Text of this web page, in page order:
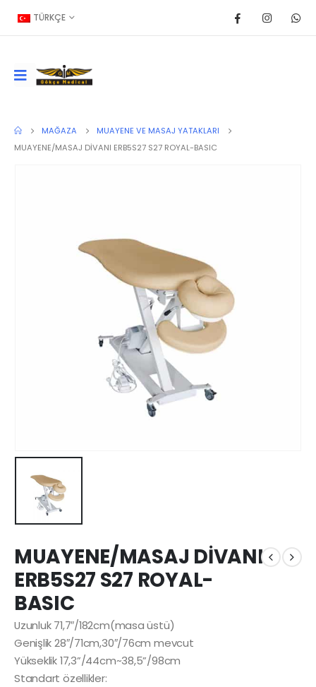
TÜRKÇE
MAĞAZA
MUAYENE VE MASAJ YATAKLARI
MUAYENE/MASAJ DİVANI ERB5S27 S27 ROYAL-BASIC
MUAYENE/MASAJ DİVANI
ERB5S27 S27 ROYAL-
BASIC
Uzunluk 71,7″/182cm(masa üstü)
Genişlik 28″/71cm,30″/76cm mevcut
Yükseklik 17,3”/44cm~38,5”/98cm
Standart özellikler: